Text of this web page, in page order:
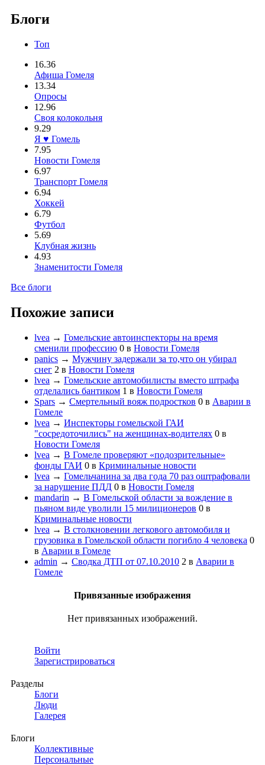
Блоги
Топ
16.36
Афиша Гомеля
13.34
Опросы
12.96
Своя колокольня
9.29
Я ♥ Гомель
7.95
Новости Гомеля
6.97
Транспорт Гомеля
6.94
Хоккей
6.79
Футбол
5.69
Клубная жизнь
4.93
Знаменитости Гомеля
Все блоги
Похожие записи
lvea → Гомельские автоинспекторы на время
сменили профессию 0 в Новости Гомеля
panics → Мужчину задержали за то,что он убирал
снег 2 в Новости Гомеля
lvea → Гомельские автомобилисты вместо штрафа
отделались бантиком 1 в Новости Гомеля
Spars → Смертельный вояж подростков 0 в Аварии в
Гомеле
lvea → Инспекторы гомельской ГАИ
"сосредоточились" на женщинах-водителях 0 в
Новости Гомеля
lvea → В Гомеле проверяют «подозрительные»
фонды ГАИ 0 в Криминальные новости
lvea → Гомельчанина за два года 70 раз оштрафовали
за нарушение ПДД 0 в Новости Гомеля
mandarin → В Гомельской области за вождение в
пьяном виде уволили 15 милиционеров 0 в
Криминальные новости
lvea → В столкновении легкового автомобиля и
грузовика в Гомельской области погибло 4 человека 0
в Аварии в Гомеле
admin → Сводка ДТП от 07.10.2010 2 в Аварии в
Гомеле
Привязанные изображения
Нет привязанных изображений.
Войти
Зарегистрироваться
Разделы
Блоги
Люди
Галерея
Блоги
Коллективные
Персональные